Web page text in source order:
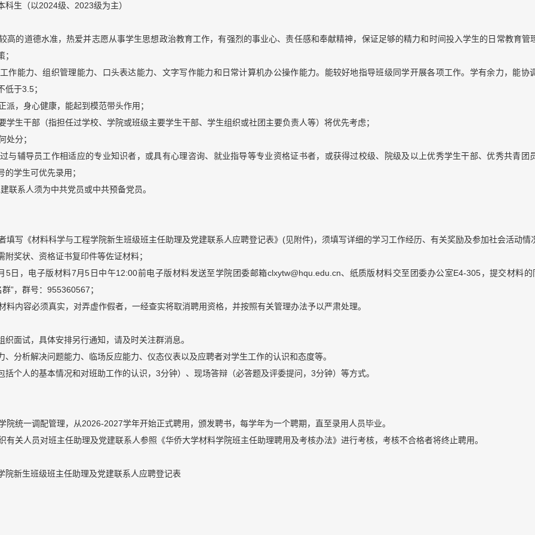
科生（以2024级、2023级为主）
高的道德水准，热爱并志愿从事学生思想政治教育工作，有强烈的事业心、责任感和奉献精神，保证足够的精力和时间投入学生的日常教育管
作能力、组织管理能力、口头表达能力、文字写作能力和日常计算机办公操作能力。能较好地指导班级同学开展各项工作。学有余力，能协
于3.5；
派，身心健康，能起到模范带头作用；
学生干部（指担任过学校、学院或班级主要学生干部、学生组织或社团主要负责人等）将优先考虑；
处分；
与辅导员工作相适应的专业知识者，或具有心理咨询、就业指导等专业资格证书者，或获得过校级、院级及以上优秀学生干部、优秀共青团
学生可优先录用；
联系人须为中共党员或中共预备党员。
填写《材料科学与工程学院新生班级班主任助理及党建联系人应聘登记表》(见附件)，须填写详细的学习工作经历、有关奖励及参加社会活动情
奖状、资格证书复印件等佐证材料；
5日，电子版材料7月5日中午12:00前电子版材料发送至学院团委邮箱clxytw@hqu.edu.cn、纸质版材料交至团委办公室E4-305，提交材料
”，群号：955360567；
料内容必须真实，对弄虚作假者，一经查实将取消聘用资格，并按照有关管理办法予以严肃处理。
织面试，具体安排另行通知，请及时关注群消息。
、分析解决问题能力、临场反应能力、仪态仪表以及应聘者对学生工作的认识和态度等。
括个人的基本情况和对班助工作的认识，3分钟）、现场答辩（必答题及评委提问，3分钟）等方式。
院统一调配管理，从2026-2027学年开始正式聘用，颁发聘书，每学年为一个聘期，直至录用人员毕业。
有关人员对班主任助理及党建联系人参照《华侨大学材料学院班主任助理聘用及考核办法》进行考核，考核不合格者将终止聘用。
院新生班级班主任助理及党建联系人应聘登记表